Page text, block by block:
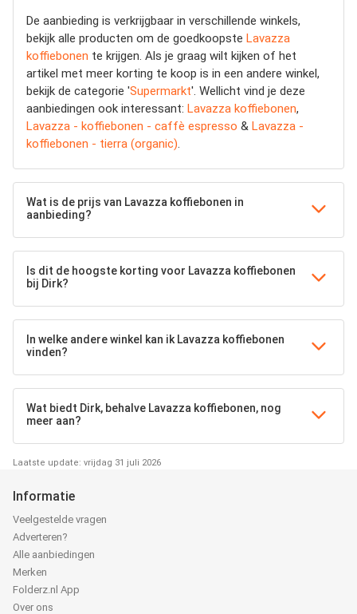
De aanbieding is verkrijgbaar in verschillende winkels,
bekijk alle producten om de goedkoopste Lavazza
koffiebonen te krijgen. Als je graag wilt kijken of het
artikel met meer korting te koop is in een andere winkel,
bekijk de categorie 'Supermarkt'. Wellicht vind je deze
aanbiedingen ook interessant: Lavazza koffiebonen,
Lavazza - koffiebonen - caffè espresso & Lavazza -
koffiebonen - tierra (organic).
Wat is de prijs van Lavazza koffiebonen in
aanbieding?
Is dit de hoogste korting voor Lavazza koffiebonen
bij Dirk?
In welke andere winkel kan ik Lavazza koffiebonen
vinden?
Wat biedt Dirk, behalve Lavazza koffiebonen, nog
meer aan?
Laatste update: vrijdag 31 juli 2026
Informatie
Veelgestelde vragen
Adverteren?
Alle aanbiedingen
Merken
Folderz.nl App
Over ons